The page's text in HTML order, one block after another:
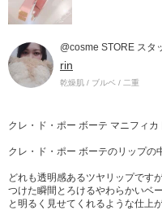
@cosme STORE スタ
rin
乾燥肌 / ブルベ / 二重
クレ・ド・ポー ボーテ マニフィ
クレ・ド・ポー ボーテのリップの
どれも透明感あるツヤリップですが
つけた瞬間とろけるやわらかいベ
と明るく見せてくれるような仕上